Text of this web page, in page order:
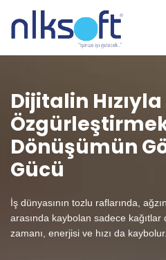
Dijitalin
Dönüşümün
Gücü
İş dünyasının tozlu raflarında,
arasında kaybolan sadece
zamanı, enerjisi ve hızı da kaybolur.